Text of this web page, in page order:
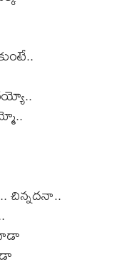
చిన్నదనా..